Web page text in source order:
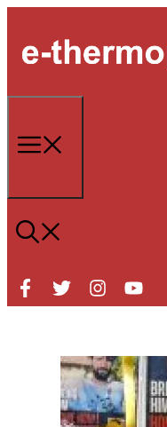
περιεχόμενο